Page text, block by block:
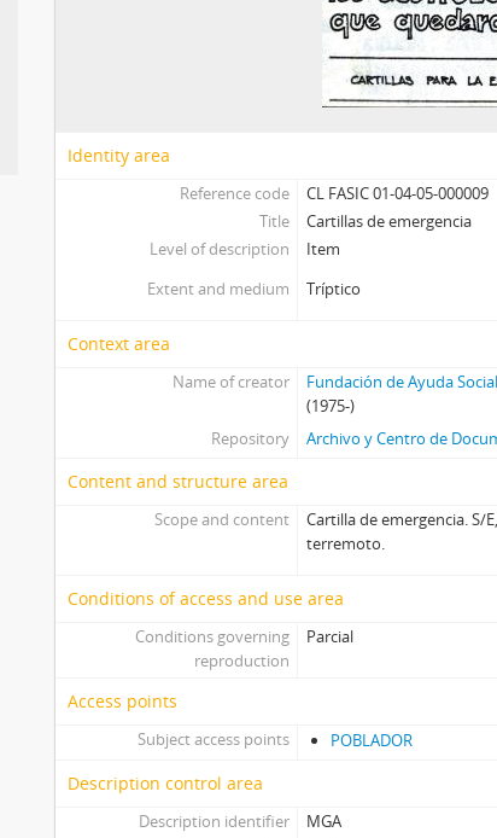
Identity area
Reference code
CL FASIC 01-04-05-000009
Title
Cartillas de emergencia
Level of description
Item
Extent and medium
Tríptico
Context area
Name of creator
Fundación de Ayuda
(1975-)
Repository
Archivo y Centro de
Content and structure area
Scope and content
Cartilla de emergencia. S/
terremoto.
Conditions of access and use area
Conditions governing
reproduction
Parcial
Access points
Subject access points POBLADOR
Description control area
Description identifier
MGA